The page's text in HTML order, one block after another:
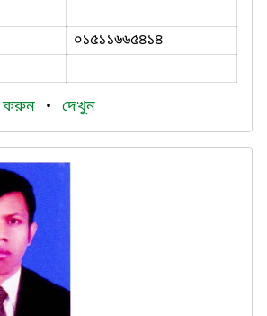
০১৫১১৬৬৫৪১৪
করুন • দেখুন